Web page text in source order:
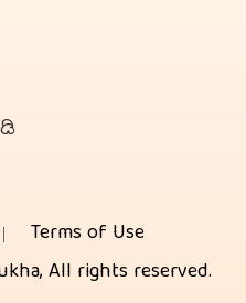
Terms of Use
All rights reserved.